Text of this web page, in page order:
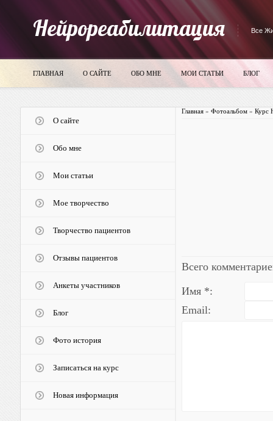
Нейрореабилитация Все
ГЛАВНАЯ О САЙТЕ ОБО МНЕ МОИ СТАТЬИ БЛОГ
О сайте
Обо мне
Мои статьи
Мое творчество
Творчество пациентов
Отзывы пациентов
Анкеты участников
Блог
Фото история
Записаться на курс
Новая информация
Главная» Фотоальбом» Курс
Всего
Имя *:
Email: